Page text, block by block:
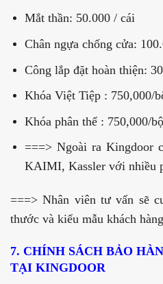
Mắt thần: 50.000 / cái
Chân ngựa chống cửa:
Công lắp đặt hoàn thiện:
Khóa Việt Tiệp : 750,000/
Khóa phân thể : 750,000/bộ
===> Ngoài ra Kingdoor
KAIMI, Kassler với nhiều
===> Nhân viên tư vấn sẽ
thước và kiểu mẫu khách
7. CHÍNH SÁCH BẢO
TẠI KINGDOOR